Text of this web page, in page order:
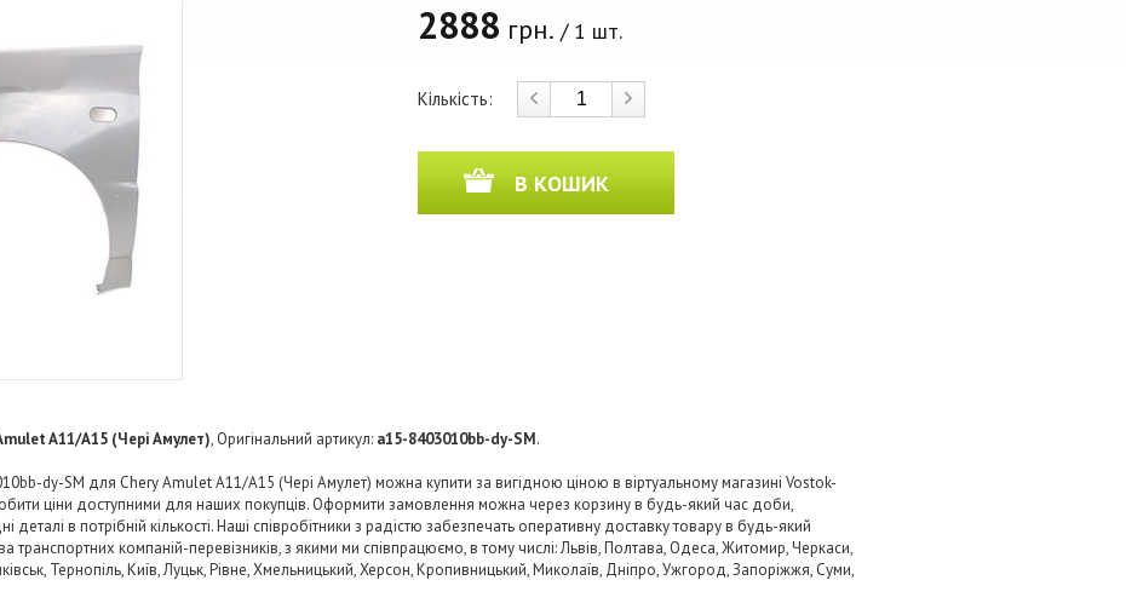
2888 грн. / 1 шт.
Кількість:
В КОШИК
A11/A15 (Чері Амулет), Оригінальний артикул: a15-8403010bb-dy-SM.
dy-SM для Chery Amulet A11/A15 (Чері Амулет) можна купити за вигідною ціною в віртуальному магазині Vostok-
ціни доступними для наших покупців. Оформити замовлення можна через корзину в будь-який час доби,
в потрібній кількості. Наші співробітники з радістю забезпечать оперативну доставку товару в будь-який
транспортних компаній-перевізників, з якими ми співпрацюємо, в тому числі: Львів, Полтава, Одеса, Житомир, Черкаси,
Тернопіль, Київ, Луцьк, Рівне, Хмельницький, Херсон, Кропивницький, Миколаїв, Дніпро, Ужгород, Запоріжжя, Суми,